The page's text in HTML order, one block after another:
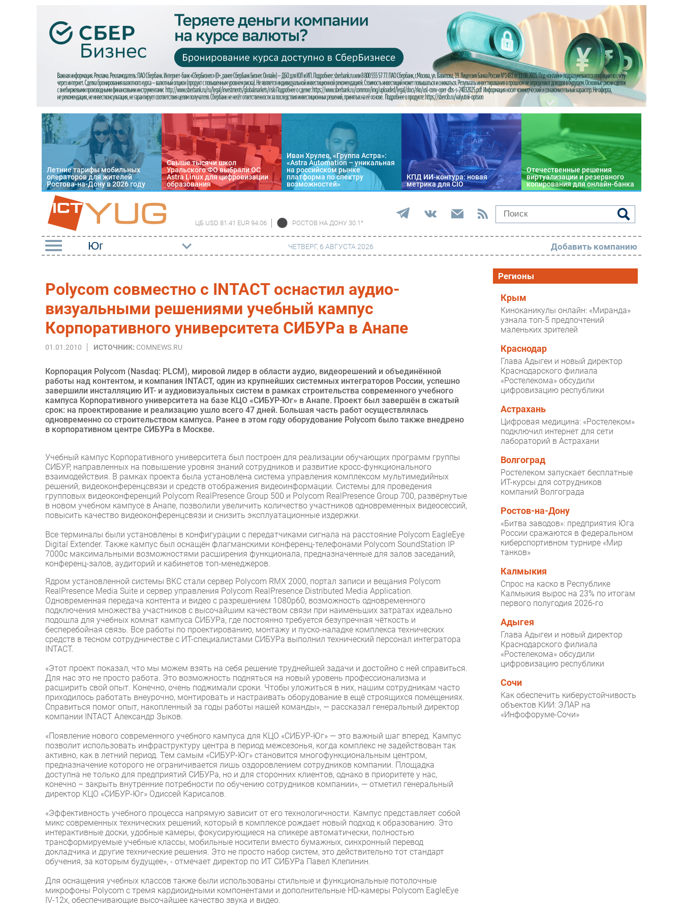
Летние тарифы мобильных
операторов для жителей
Ростова-на-Дону в 2026 году
Свыше тысячи школ
Уральского ФО выбрали ОС
Astra Linux для цифровизации
образования
Иван Хрулев, «Группа Астра»:
«Astra Automation – уникальная
на российском рынке
платформа по спектру
возможностей»
КПД ИИ-контура: новая
метрика для CIO
Отечественные решения
виртуализации и резервного
копирования для онлайн-банка
ЦБ USD 81.41 EUR 94.06 РОСТОВ НА ДОНУ 30.1 °
Импорто­замещение
Автоматизация
Промышленности
Интернет
Фиксированная связь
Интеграция
Рынок ПК
Маркетинг
Торговые сети
Оборудование
Outsourcing
Кадры
Регулирование
Финансы
Web
Безопасность
CIO/Управление ИТ
Гаджеты
Здоровье
РАЗДЕЛЫ
Новости
Аналитика
Интервью
Мероприятия
Проекты
IT класс
Каталог компаний
ЧЕТВЕРГ, 6 АВГУСТА 2026 Добавить компанию
Polycom совместно с INTACT оснастил аудио-
визуальными решениями учебный кампус
Корпоративного университета СИБУРа в Анапе
01.01.2010 ИСТОЧНИК: COMNEWS.RU
Корпорация Polycom (Nasdaq: PLCM), мировой лидер в области аудио, видеорешений и объединённой
работы над контентом, и компания INTACT, один из крупнейших системных интеграторов России, успешно
завершили инсталляцию ИТ- и аудиовизуальных систем в рамках строительства современного учебного
кампуса Корпоративного университета на базе КЦО «СИБУР-Юг» в Анапе. Проект был завершён в сжатый
срок: на проектирование и реализацию ушло всего 47 дней. Большая часть работ осуществлялась
одновременно со строительством кампуса. Ранее в этом году оборудование Polycom было также внедрено
в корпоративном центре СИБУРа в Москве.
Учебный кампус Корпоративного университета был построен для реализации обучающих программ группы
СИБУР, направленных на повышение уровня знаний сотрудников и развитие кросс-функционального
взаимодействия. В рамках проекта была установлена система управления комплексом мультимедийных
решений, видеоконференцсвязи и средств отображения видеоинформации. Системы для проведения
групповых видеоконференций Polycom RealPresence Group 500 и Polycom RealPresence Group 700, развёрнутые
в новом учебном кампусе в Анапе, позволили увеличить количество участников одновременных видеосессий,
повысить качество видеоконференцсвязи и снизить эксплуатационные издержки.
Все терминалы были установлены в конфигурации с передатчиками сигнала на расстояние Polycom EagleEye
Digital Extender. Также кампус был оснащён флагманскими конференц-телефонами Polycom SoundStation IP
7000с максимальными возможностями расширения функционала, предназначенные для залов заседаний,
конференц-залов, аудиторий и кабинетов топ-менеджеров.
Ядром установленной системы ВКС стали сервер Polycom RMX 2000, портал записи и вещания Polycom
RealPresence Media Suite и сервер управления Polycom RealPresence Distributed Media Application.
Одновременная передача контента и видео с разрешением 1080p60, возможность одновременного
подключения множества участников с высочайшим качеством связи при наименьших затратах идеально
подошла для учебных комнат кампуса СИБУРа, где постоянно требуется безупречная чёткость и
бесперебойная связь. Все работы по проектированию, монтажу и пуско-наладке комплекса технических
средств в тесном сотрудничестве с ИТ-специалистами СИБУРа выполнил технический персонал интегратора
INTACT.
«Этот проект показал, что мы можем взять на себя решение труднейшей задачи и достойно с ней справиться.
Для нас это не просто работа. Это возможность подняться на новый уровень профессионализма и
расширить свой опыт. Конечно, очень поджимали сроки. Чтобы уложиться в них, нашим сотрудникам часто
приходилось работать внеурочно, монтировать и настраивать оборудование в ещё строящихся помещениях.
Справиться помог опыт, накопленный за годы работы нашей команды», — рассказал генеральный директор
компании INTACT Александр Зыков.
«Появление нового современного учебного кампуса для КЦО «СИБУР-Юг» — это важный шаг вперед. Кампус
позволит использовать инфраструктуру центра в период межсезонья, когда комплекс не задействован так
активно, как в летний период. Тем самым «СИБУР-Юг» становится многофункциональным центром,
предназначение которого не ограничивается лишь оздоровлением сотрудников компании. Площадка
доступна не только для предприятий СИБУРа, но и для сторонних клиентов, однако в приоритете у нас,
конечно – закрыть внутренние потребности по обучению сотрудников компании», — отметил генеральный
директор КЦО «СИБУР-Юг» Одиссей Карисалов.
«Эффективность учебного процесса напрямую зависит от его технологичности. Кампус представляет собой
микс современных технических решений, который в комплексе рождает новый подход к образованию. Это
интерактивные доски, удобные камеры, фокусирующиеся на спикере автоматически, полностью
трансформируемые учебные классы, мобильные носители вместо бумажных, синхронный перевод
докладчика и другие технические решения. Это не просто набор систем, это действительно тот стандарт
обучения, за которым будущее», - отмечает директор по ИТ СИБУРа Павел Клепинин.
Для оснащения учебных классов также были использованы стильные и функциональные потолочные
микрофоны Polycom с тремя кардиоидными компонентами и дополнительные HD-камеры Polycom EagleEye
IV-12x, обеспечивающие высочайшее качество звука и видео.
Регионы
Крым
Киноканикулы онлайн: «Миранда»
узнала топ-5 предпочтений
маленьких зрителей
Краснодар
Глава Адыгеи и новый директор
Краснодарского филиала
«Ростелекома» обсудили
цифровизацию республики
Астрахань
Цифровая медицина: «Ростелеком»
подключил интернет для сети
лабораторий в Астрахани
Волгоград
Ростелеком запускает бесплатные
ИТ-курсы для сотрудников
компаний Волгограда
Ростов-на-Дону
«Битва заводов»: предприятия Юга
России сражаются в федеральном
киберспортивном турнире «Мир
танков»
Калмыкия
Спрос на каско в Республике
Калмыкия вырос на 23% по итогам
первого полугодия 2026-го
Адыгея
Глава Адыгеи и новый директор
Краснодарского филиала
«Ростелекома» обсудили
цифровизацию республики
Сочи
Как обеспечить киберустойчивость
объектов КИИ: ЭЛАР на
«Инфофоруме-Сочи»